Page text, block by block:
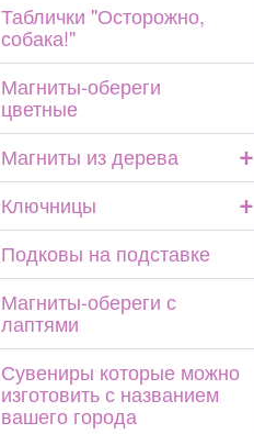
Таблички "Осторожно,
собака!"
Магниты-обереги
цветные
+
Магниты из дерева
+
Ключницы
Подковы на подставке
Магниты-обереги с
лаптями
Сувениры которые можно
изготовить с названием
вашего города